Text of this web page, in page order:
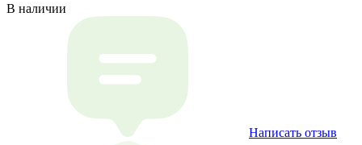
В наличии
Написать отзыв